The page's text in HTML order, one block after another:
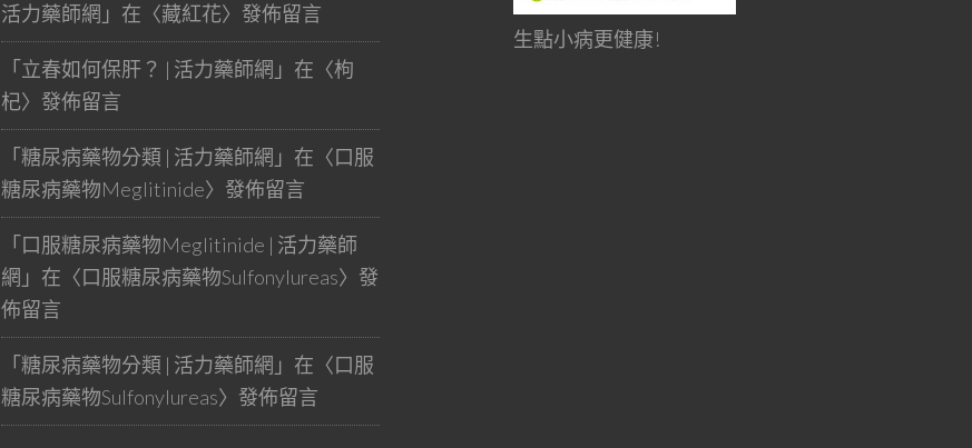
活力藥師網 」在〈藏紅花〉發佈留言
「立春如何保肝？ | 活力藥師網 」在〈枸
杞〉發佈留言
「糖尿病藥物分類 | 活力藥師網 」在〈口服
糖尿病藥物Meglitinide〉發佈留言
「口服糖尿病藥物Meglitinide | 活力藥師
網 」在〈口服糖尿病藥物Sulfonylureas〉發
佈留言
「糖尿病藥物分類 | 活力藥師網 」在〈口服
糖尿病藥物Sulfonylureas〉發佈留言
生點小病更健康!